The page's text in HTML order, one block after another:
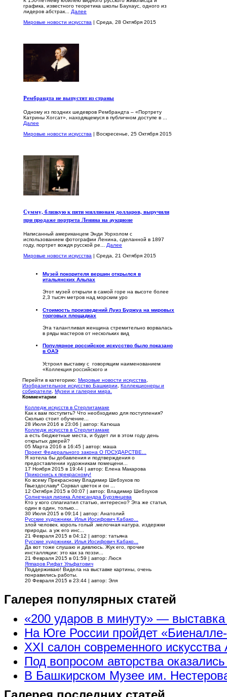
графика, известного теоретика школы Баухаус, одного из
лидеров абстрак... Далее
Мировые новости искусства | Среда, 28 Октября 2015
Рембрандта не выпустят из страны
Одному из поздних шедевров Рембрандта – «Портрету
Катрины Хогсат», находящемуся в публичном доступе в ...
Далее
Мировые новости искусства | Воскресенье, 25 Октября 2015
Сумму, близкую к пяти миллионам долларов, выручили
при продаже портрета Ленина на аукционе
Написанный американцем Энди Уорхолом с
использованием фотографии Ленина, сделанной в 1897
году, портрет вождя русской ре... Далее
Мировые новости искусства | Среда, 21 Октября 2015
Музей покорителя вершин открылся в
итальянских Альпах
Этот музей открыли в самой горе на высоте более
2,3 тысяч метров над морским уро
Стоимость произведений Луиз Буржуа на мировых
торговых площадках
Эта талантливая женщина стремительно ворвалась
в ряды мастеров от нескольких вид
Популярное российское искусство было показано
в ОАЭ
Устроил выставку с говорящим наименованием
«Коллекция российского и
Перейти в категорию: Мировые новости искусства
Изобразительное искусство Башкирии
Коллекционеры и
собиратели
Музеи и галереи мира.
Комментарии
Колледж искусств в Стерлитамаке
Как к вам поступить? Что необходимо для поступления?
Сколько стоит обучение...
28 Июля 2016 в 23:06 | автор: Катюша
Колледж искусств в Стерлитамаке
а есть бюджетные места, и будет ли в этом году день
открытых дверей?
05 Марта 2016 в 16:45 | автор: маша
Проект Федерального закона О ГОСУДАРСТВЕ...
Я хотела бы добавления и подтверждения о
предоставлении художникам помещени...
17 Ноября 2015 в 19:44 | автор: Елена Макарова
Прикоснись к прекрасному!
Ко всему Прекрасному Владимир Шебзухов по
Гвьездославу* Сорвал цветок и он ...
12 Октября 2015 в 00:07 | автор: Владимир Шебзухов
Солнечная лирика Александра Бурзянцева
Кто у кого сплагиатил статью, интересно? Эта же статья,
один в один, только...
30 Июля 2015 в 09:14 | автор: Анатолий
Русские художники. Илья Иосифович Кабако...
злой человек. король голый .мелочная натура. издержки
природы. а уж его инс...
21 Февраля 2015 в 04:12 | автор: татьяна
Русские художники. Илья Иосифович Кабако...
Да вот тоже слушаю и дивлюсь. Жук его, прочие
инсталляции: это как за поэзи...
21 Февраля 2015 в 01:59 | автор: Люся
Яппаров Рифат Ульфатович
Поддерживаю! Видела на выставке картины, очень
понравились работы.
20 Февраля 2015 в 23:44 | автор: Эля
Галерея популярных статей
«200 ударов в минуту» —
На Юге России пройдет
XXI салон современного искусства
Под вопросом авторства
В Башкирском Музее им.